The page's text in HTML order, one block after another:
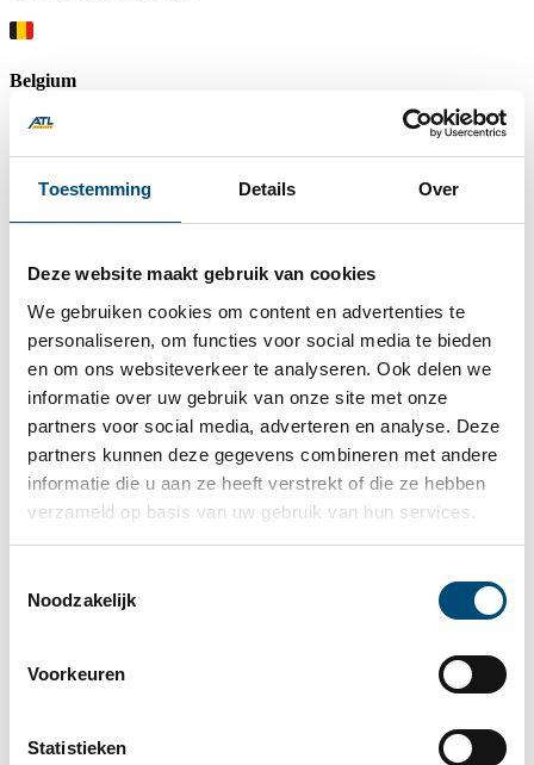
Toestemming Details Over
Deze website maakt gebruik van cookies
We gebruiken cookies om content en advertenties te
personaliseren, om functies voor social media te bieden
en om ons websiteverkeer te analyseren. Ook delen we
informatie over uw gebruik van onze site met onze
partners voor social media, adverteren en analyse. Deze
partners kunnen deze gegevens combineren met andere
informatie die u aan ze heeft verstrekt of die ze hebben
verzameld op basis van uw gebruik van hun services.
Noodzakelijk
Voorkeuren
Statistieken
Belgium
Nederlands
Germany
Poland
Romania
Română English
The Netherlands
Nederlands English
Klaar om met je business de baan op te
gaan?